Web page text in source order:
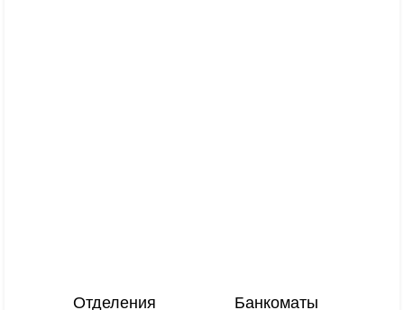
Отделения Банкоматы